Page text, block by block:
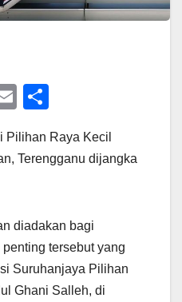
E
ail ar
e
Pilihan Raya Kecil
Terengganu dijangka
diadakan bagi
tersebut yang
Suruhanjaya Pilihan
Ghani Salleh, di